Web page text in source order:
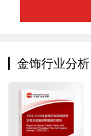
金饰行业分析